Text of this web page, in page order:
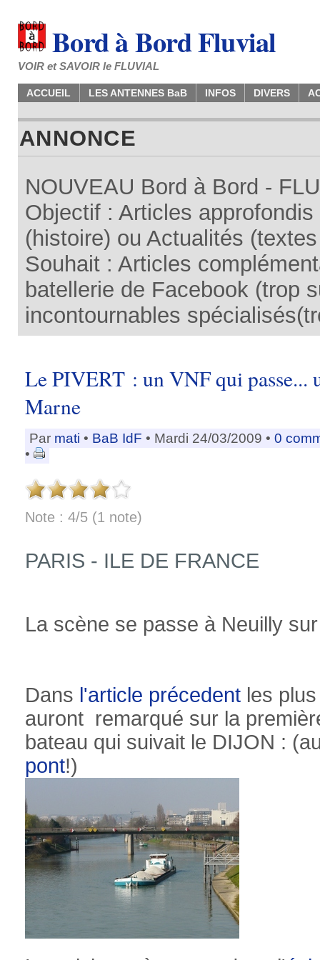
Bord à Bord Fluvial
VOIR et SAVOIR le FLUVIAL
ACCUEIL LES ANTENNES BaB INFOS DIVERS
ANNONCE
NOUVEAU Bord à Bord -
Objectif : Articles
(histoire) ou Actualités
Souhait : Articles
batellerie de Facebook (trop
incontournables
Le PIVERT : un VNF qui passe...
Marne
Par mati • BaB IdF • Mardi 24/03/2009 • 0
•
Note : 4/5 (1 note)
PARIS - ILE DE FRANCE
La scène se passe à Neuilly
Dans l'article précedent les
auront remarqué sur la
bateau qui suivait le DIJON :
pont!)